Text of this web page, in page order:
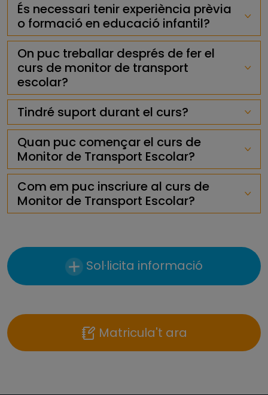
És necessari tenir experiència prèvia
o formació en educació infantil?
On puc treballar després de fer el
curs de monitor de transport
escolar?
Tindré suport durant el curs?
Quan puc començar el curs de
Monitor de Transport Escolar?
Com em puc inscriure al curs de
Monitor de Transport Escolar?
Sol·licita informació
Matricula't ara